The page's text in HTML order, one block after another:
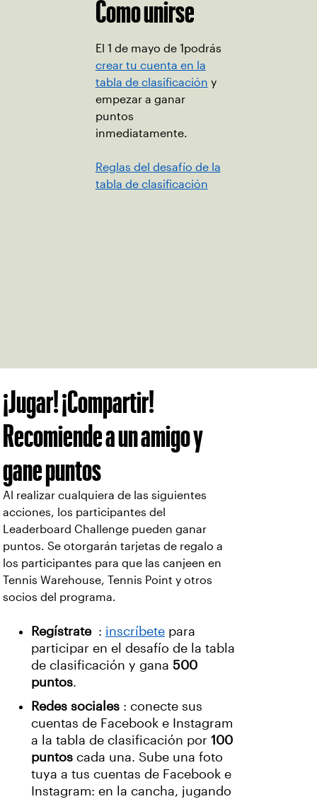
Como unirse
El 1 de mayo de 1podrás
crear tu cuenta en la
tabla de clasificación y
empezar a ganar
puntos
inmediatamente.
Reglas del desafío de la
tabla de clasificación
¡Jugar! ¡Compartir!
Recomiende a un amigo y
gane puntos
Al realizar cualquiera de las siguientes
acciones, los participantes del
Leaderboard Challenge pueden ganar
puntos. Se otorgarán tarjetas de regalo a
los participantes para que las canjeen en
Tennis Warehouse, Tennis Point y otros
socios del programa.
Regístrate : inscríbete para
participar en el desafío de la tabla
de clasificación y gana 500
puntos.
Redes sociales : conecte sus
cuentas de Facebook e Instagram
a la tabla de clasificación por 100
puntos cada una. Sube una foto
tuya a tus cuentas de Facebook e
Instagram: en la cancha, jugando